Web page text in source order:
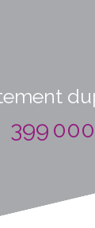
399 000